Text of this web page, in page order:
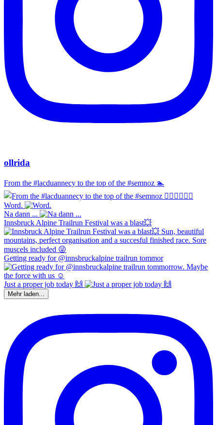
ollrida
From the #lacduannecy to the top of the #semnoz 🏊‍
Word.
Na dann ...
Innsbruck Alpine Trailrun Festival was a blast💥
Getting ready for @innsbruckalpine trailrun tommor
Just a proper job today 🙌
Mehr laden...